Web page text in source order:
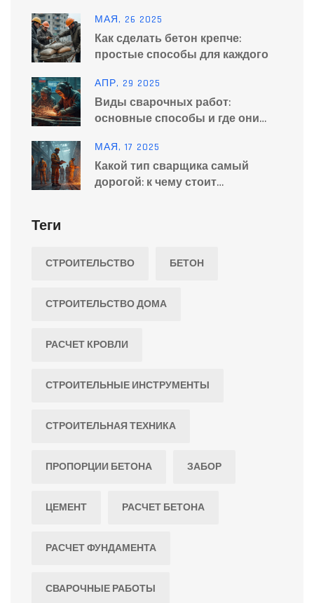
МАЯ, 26 2025
Как сделать бетон крепче:
простые способы для каждого
АПР, 29 2025
Виды сварочных работ:
основные способы и где они
МАЯ, 17 2025
Какой тип сварщика самый
дорогой: к чему стоит
Теги
СТРОИТЕЛЬСТВО БЕТОН
СТРОИТЕЛЬСТВО ДОМА
РАСЧЕТ КРОВЛИ
СТРОИТЕЛЬНЫЕ ИНСТРУМЕНТЫ
СТРОИТЕЛЬНАЯ ТЕХНИКА
ПРОПОРЦИИ БЕТОНА ЗАБОР
ЦЕМЕНТ РАСЧЕТ БЕТОНА
РАСЧЕТ ФУНДАМЕНТА
СВАРОЧНЫЕ РАБОТЫ